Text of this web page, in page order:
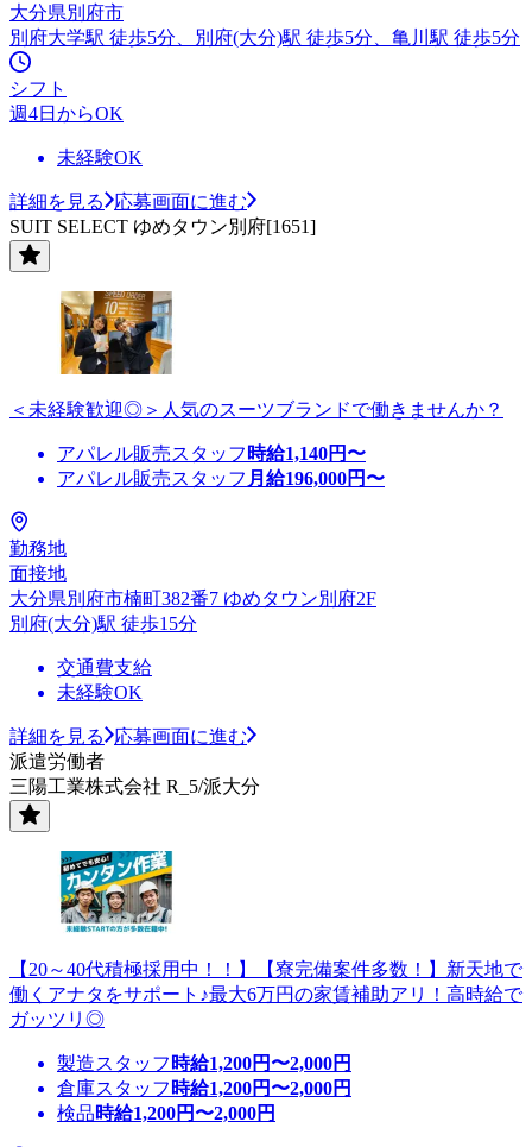
大分県別府市
別府大学駅 徒歩5分、別府(大分)駅 徒歩5分、亀川駅 徒歩5分
シフト
週4日からOK
未経験OK
詳細を見る
応募画面に進む
SUIT SELECT ゆめタウン別府[1651]
＜未経験歓迎◎＞人気のスーツブランドで働きませんか？
アパレル販売スタッフ 時給1,140円〜
アパレル販売スタッフ 月給196,000円〜
勤務地
面接地
大分県別府市楠町382番7 ゆめタウン別府2F
別府(大分)駅 徒歩15分
交通費支給
未経験OK
詳細を見る
応募画面に進む
派遣労働者
三陽工業株式会社 R_5/派大分
【20～40代積極採用中！！】【寮完備案件多数！】新天地で
働くアナタをサポート♪最大6万円の家賃補助アリ！高時給で
ガッツリ◎
製造スタッフ 時給1,200円〜2,000円
倉庫スタッフ 時給1,200円〜2,000円
検品時給1,200円〜2,000円